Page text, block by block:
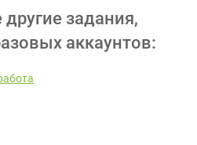
задания,
аккаунтов: